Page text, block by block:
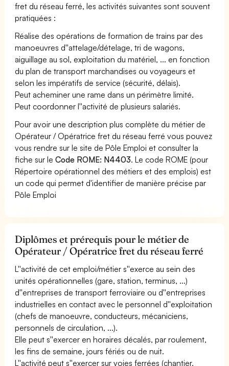
fret du réseau ferré, les activités suivantes sont souvent
pratiquées :
Réalise des opérations de formation de trains par des
manoeuvres d''attelage/dételage, tri de wagons,
aiguillage au sol, exploitation du matériel, ... en fonction
du plan de transport marchandises ou voyageurs et
selon les impératifs de service (sécurité, délais).
Peut acheminer une rame dans un périmètre limité.
Peut coordonner l''activité de plusieurs salariés.
Pour avoir une description plus complète du métier de
Opérateur / Opératrice fret du réseau ferré vous pouvez
vous rendre sur le site de Pôle Emploi et consulter la
fiche sur leCode ROME: N4403. Le code ROME (pour
Répertoire opérationnel des métiers et des emplois) est
un code qui permet d'identifier de manière précise par
Pôle Emploi
Diplômes et prérequis pour le métier de
Opérateur / Opératrice fret du réseau ferré
L''activité de cet emploi/métier s''exerce au sein des
unités opérationnelles (gare, station, terminus, ...)
d''entreprises de transport ferroviaire ou d''entreprises
industrielles en contact avec le personnel d''exploitation
(chefs de manoeuvre, conducteurs, mécaniciens,
personnels de circulation, ...).
Elle peut s''exercer en horaires décalés, par roulement,
les fins de semaine, jours fériés ou de nuit.
L''activité peut s''exercer sur voies ferrées (chantier,